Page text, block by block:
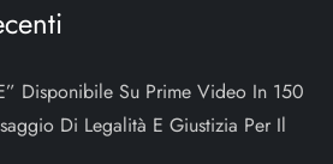
Disponibile Su Prime Video In 150
Di Legalità E Giustizia Per Il